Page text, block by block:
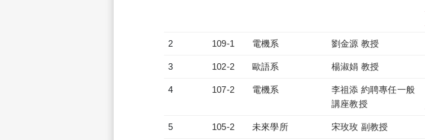
2 109-1 電機系 劉金源 教授
3 102-2 歐語系 楊淑娟 教授
4 107-2 電機系
李祖添 約聘專任一般
講座教授
5 105-2 未來學所 宋玫玫 副教授